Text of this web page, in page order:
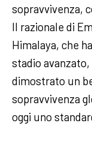
sopravvivenza,
Il razionale di
Himalaya, che
stadio
dimostrato un
sopravvivenza
oggi uno